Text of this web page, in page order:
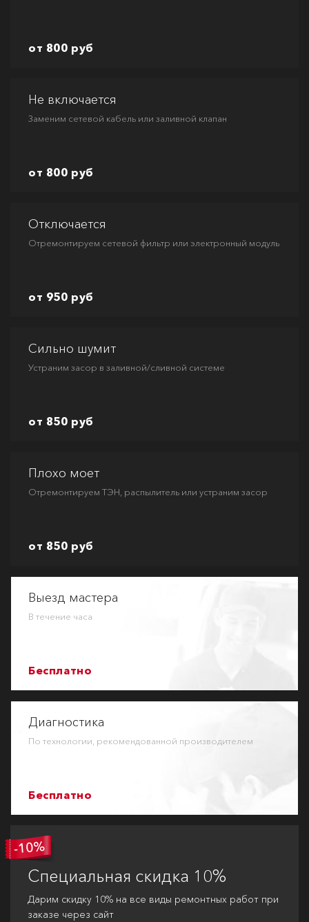
от 800 руб
Не включается
Заменим сетевой кабель или заливной клапан
от 800 руб
Отключается
Отремонтируем сетевой фильтр или электронный модуль
от 950 руб
Сильно шумит
Устраним засор в заливной/сливной системе
от 850 руб
Плохо моет
Отремонтируем ТЭН, распылитель или устраним засор
от 850 руб
Выезд мастера
В течение часа
Бесплатно
Диагностика
По технологии, рекомендованной производителем
Бесплатно
Специальная скидка 10%
Дарим скидку 10% на все виды ремонтных работ при
заказе через сайт